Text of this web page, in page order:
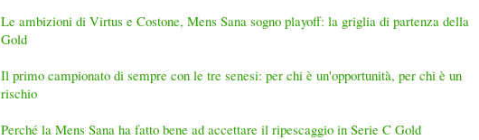
Le ambizioni di Virtus e Costone, Mens Sana sogno playoff: la griglia di partenza della
Gold
Il primo campionato di sempre con le tre senesi: per chi è un'opportunità, per chi è un
rischio
Perché la Mens Sana ha fatto bene ad accettare il ripescaggio in Serie C Gold